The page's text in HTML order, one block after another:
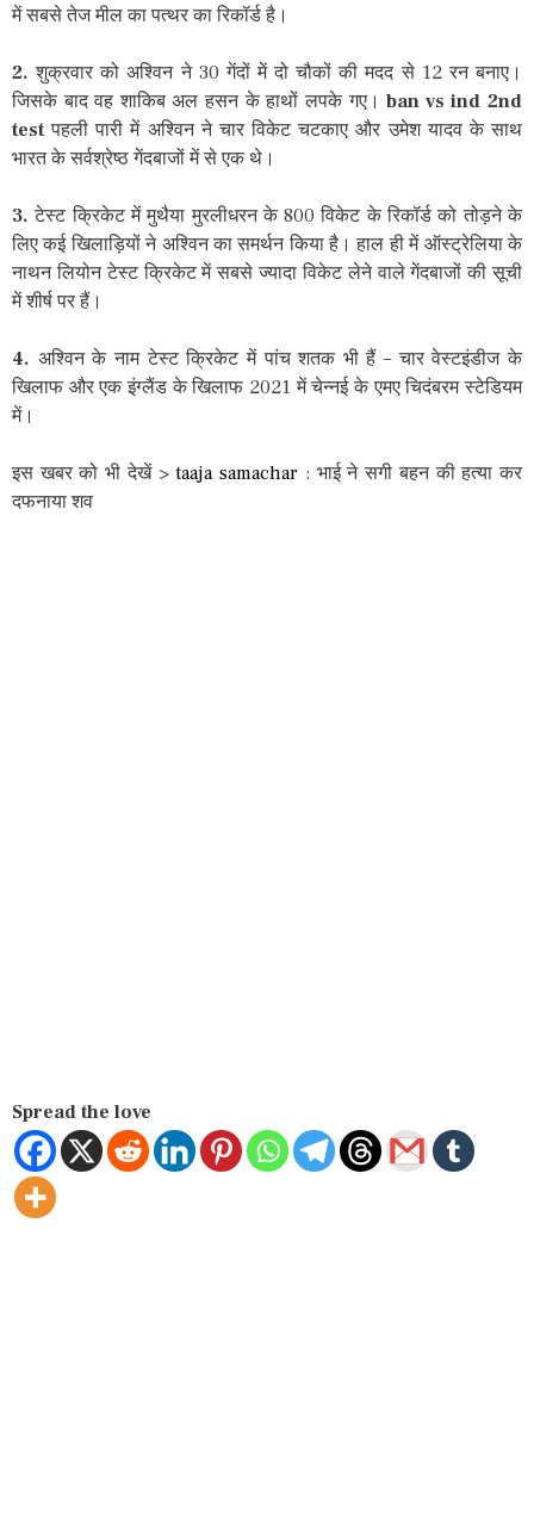
में सबसे तेज मील का पत्थर का रिकॉर्ड है।
2. शुक्रवार को अश्विन ने 30 गेंदों में दो चौकों की मदद से 12 रन बनाए।
जिसके बाद वह शाकिब अल हसन के हाथों लपके गए।ban vs ind 2nd
testपहली पारी में अश्विन ने चार विकेट चटकाए और उमेश यादव के साथ
भारत के सर्वश्रेष्ठ गेंदबाजों में से एक थे।
3.टेस्ट क्रिकेट में मुथैया मुरलीधरन के 800 विकेट के रिकॉर्ड को तोड़ने के
लिए कई खिलाड़ियों ने अश्विन का समर्थन किया है। हाल ही में ऑस्ट्रेलिया के
नाथन लियोन टेस्ट क्रिकेट में सबसे ज्यादा विकेट लेने वाले गेंदबाजों की सूची
में शीर्ष पर हैं।
4. अश्विन के नाम टेस्ट क्रिकेट में पांच शतक भी हैं – चार वेस्टइंडीज के
खिलाफ और एक इंग्लैंड के खिलाफ 2021 में चेन्नई के एमए चिदंबरम स्टेडियम
में।
इस खबर को भी देखें >taaja samachar : भाई ने सगी बहन की हत्या कर
दफनाया शव
Spread the love